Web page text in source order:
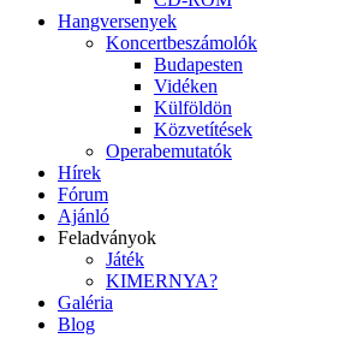
Hangversenyek
Koncertbeszámolók
Budapesten
Vidéken
Külföldön
Közvetítések
Operabemutatók
Hírek
Fórum
Ajánló
Feladványok
Játék
KIMERNYA?
Galéria
Blog